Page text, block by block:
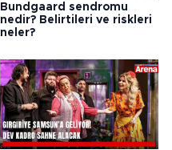
Bundgaard sendromu
nedir? Belirtileri ve riskleri
neler?